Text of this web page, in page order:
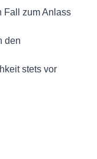
Fall zum Anlass
den
stets vor